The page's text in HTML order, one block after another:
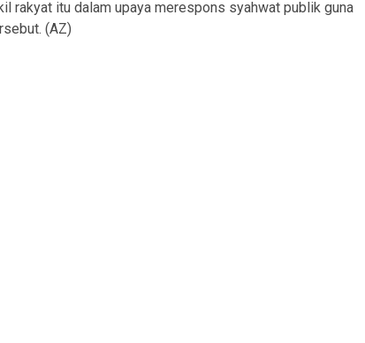
rakyat itu dalam upaya merespons syahwat publik guna
(AZ)